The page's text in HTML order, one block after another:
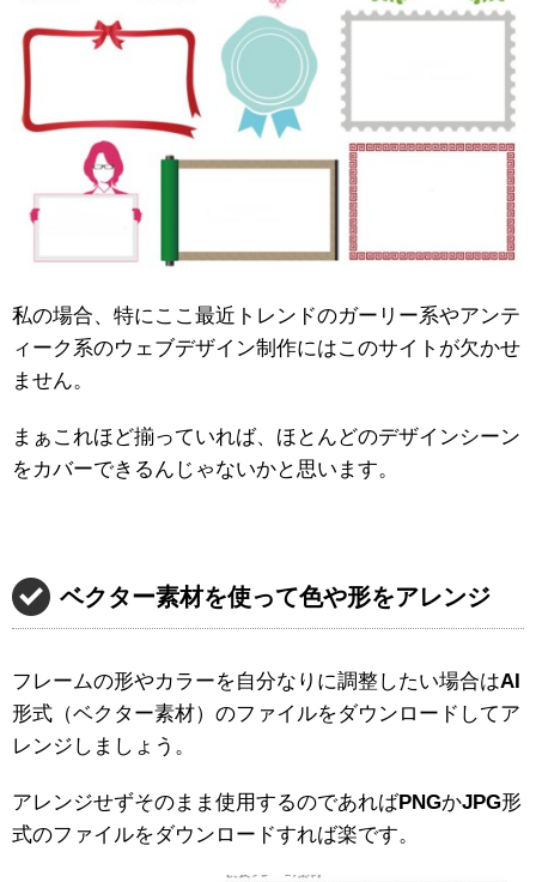
私の場合、特にここ最近トレンドのガーリー系やアンテ
ィーク系のウェブデザイン制作にはこのサイトが欠かせ
ません。
まぁこれほど揃っていれば、ほとんどのデザインシーン
をカバーできるんじゃないかと思います。
ベクター素材を使って色や形をアレンジ
フレームの形やカラーを自分なりに調整したい場合はAI
形式（ベクター素材）のファイルをダウンロードしてア
レンジしましょう。
アレンジせずそのまま使用するのであればPNGかJPG形
式のファイルをダウンロードすれば楽です。